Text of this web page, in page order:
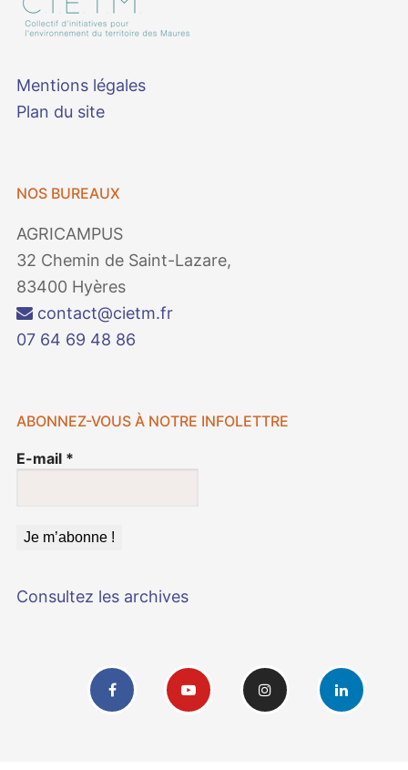
Mentions légales
Plan du site
NOS BUREAUX
AGRICAMPUS
32 Chemin de Saint-Lazare,
83400 Hyères
contact@cietm.fr
07 64 69 48 86
ABONNEZ-VOUS À NOTRE INFOLETTRE
E-mail *
Consultez les archives